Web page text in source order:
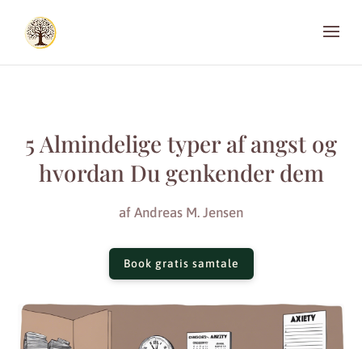
5 Almindelige typer af angst og
hvordan Du genkender dem
af Andreas M. Jensen
Book gratis samtale